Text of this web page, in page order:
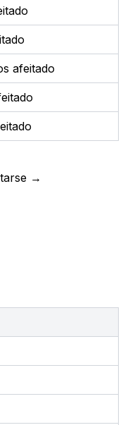
afeitado
→